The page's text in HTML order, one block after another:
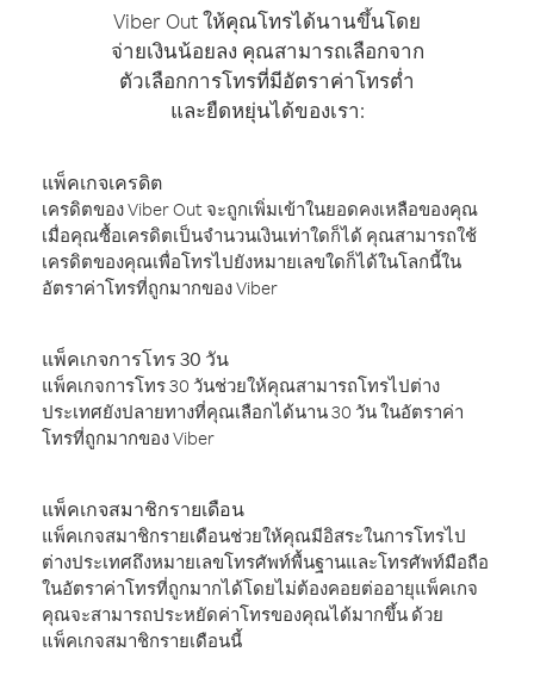
Viber Out ให้คุณโทรได้นานขึ้นโดย
จ่ายเงินน้อยลง คุณสามารถเลือกจาก
ตัวเลือกการโทรที่มีอัตราค่าโทรต่ำ
และยืดหยุ่นได้ของเรา:
แพ็คเกจเครดิต
เครดิตของ Viber Out จะถูกเพิ่มเข้าในยอดคงเหลือของคุณ
เมื่อคุณซื้อเครดิตเป็นจำนวนเงินเท่าใดก็ได้ คุณสามารถใช้
เครดิตของคุณเพื่อโทรไปยังหมายเลขใดก็ได้ในโลกนี้ใน
อัตราค่าโทรที่ถูกมากของ Viber
แพ็คเกจการโทร 30 วัน
แพ็คเกจการโทร 30 วันช่วยให้คุณสามารถโทรไปต่าง
ประเทศยังปลายทางที่คุณเลือกได้นาน 30 วัน ในอัตราค่า
โทรที่ถูกมากของ Viber
แพ็คเกจสมาชิกรายเดือน
แพ็คเกจสมาชิกรายเดือนช่วยให้คุณมีอิสระในการโทรไป
ต่างประเทศถึงหมายเลขโทรศัพท์พื้นฐานและโทรศัพท์มือถือ
ในอัตราค่าโทรที่ถูกมากได้โดยไม่ต้องคอยต่ออายุแพ็คเกจ
คุณจะสามารถประหยัดค่าโทรของคุณได้มากขึ้น ด้วย
แพ็คเกจสมาชิกรายเดือนนี้